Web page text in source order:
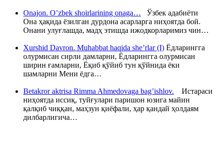
Onajon. O’zbek shoirlarining onaga… Ўзбек адабиёти
Она ҳақида ёзилган дурдона асарларга ниҳоятда бой.
Онани улуғлашда, мадҳ этишда ижодкорларимиз чин…
Xurshid Davron. Muhabbat haqida she’rlar (I) Ёдларингга
олурмисан сирли дамларни, Ёдларингга олурмисан
ширин ғамларни, Ёқиб қўйиб тун қўйнида ёки
шамларни Мени ёдга…
Betakror aktrisa Rimma Ahmedovaga bag’ishlov. Истараси
ниҳоятда иссиқ, туйғулари паришон юзига майин
қалқиб чиққан, маҳзун қиёфали, ҳар қандай ҳолдаям
дилбарлигича…